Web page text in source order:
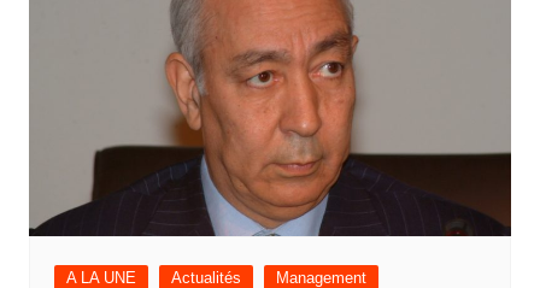
A LA UNE Actualités Management